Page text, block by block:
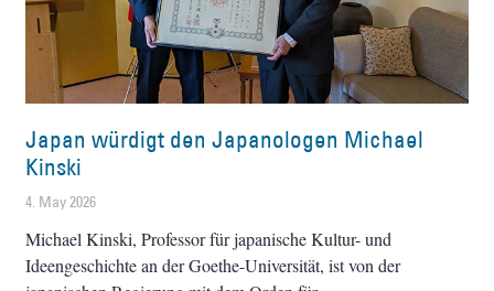
Japan würdigt den Japanologen Michael
Kinski
4. May 2026
Michael Kinski, Professor für japanische Kultur- und
Ideengeschichte an der Goethe-Universität, ist von der